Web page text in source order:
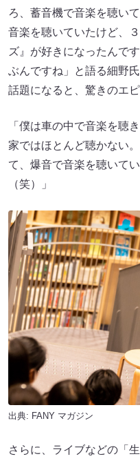
ろ、蓄音機で音楽を聴い
音楽を聴いていたけど、
ズ』が好きになったんで
ぶんですね」と語る細野
話題になると、驚きのエ
「僕は車の中で音楽を聴
家ではほとんど聴かない
て、爆音で音楽を聴いて
（笑）」
出典: FANY マガジン
さらに、ライブなどの「